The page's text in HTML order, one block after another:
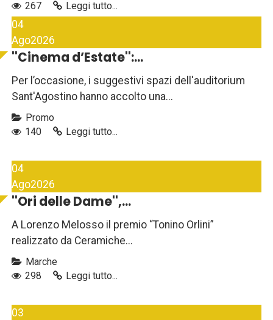
267
Leggi tutto...
04
Ago2026
''Cinema d’Estate'':...
Per l’occasione, i suggestivi spazi dell'auditorium
Sant'Agostino hanno accolto una...
Promo
140
Leggi tutto...
04
Ago2026
''Ori delle Dame'',...
A Lorenzo Melosso il premio “Tonino Orlini”
realizzato da Ceramiche...
Marche
298
Leggi tutto...
03